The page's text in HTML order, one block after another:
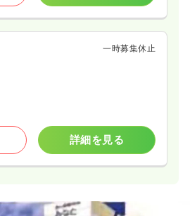
一時募集休止
詳細を見る